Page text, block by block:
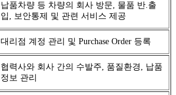
납품차량 등 차량의 회사 방문, 물품 반.출
입, 보안통제 및 관련 서비스 제공
대리점 계정 관리 및 Purchase Order 등록
협력사와 회사 간의 수발주, 품질환경, 납품
정보 관리